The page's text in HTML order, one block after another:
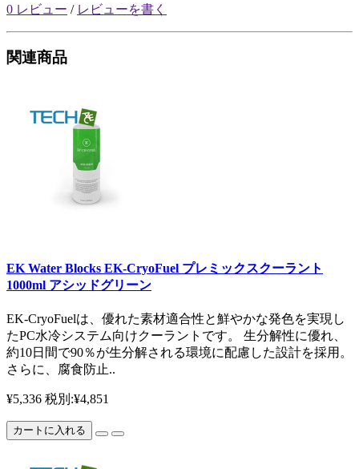
0 レビュー / レビューを書く
関連商品
EK Water Blocks EK-CryoFuel プレミックスクーラント
1000ml アシッドグリーン
EK-CryoFuelは、優れた素材適合性と鮮やかな発色を実現し
たPC水冷システム向けクーラントです。 生分解性に優れ、
約10日間で90％が生分解される環境に配慮した設計を採用。
さらに、腐食防止..
¥5,336 税別:¥4,851
カートに入れる